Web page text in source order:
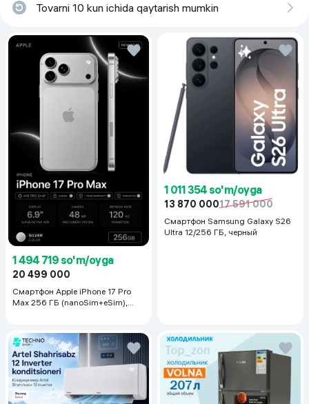
Tovarni 10 kun ichida qaytarish mumkin
1 494 719 so'm/oyga
20 499 000
Смартфон Apple iPhone 17 Pro
Max 256 ГБ (nanoSim+eSim),
1 011 354 so'm/oyga
13 870 00017 591 000
Смартфон Samsung Galaxy S26
Ultra 12/256 ГБ, черный